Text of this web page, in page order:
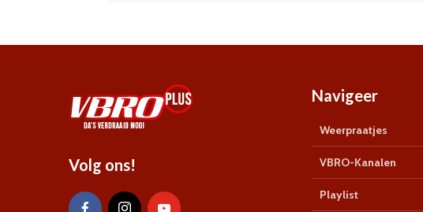
Volg ons!
Navigeer
Weerpraatjes
VBRO-Kanalen
Playlist